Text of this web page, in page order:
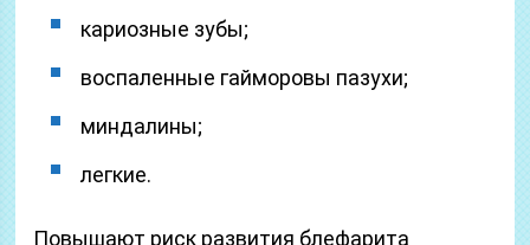
кариозные зубы;
воспаленные гайморовы пазухи;
миндалины;
легкие.
Повышают риск развития блефарита